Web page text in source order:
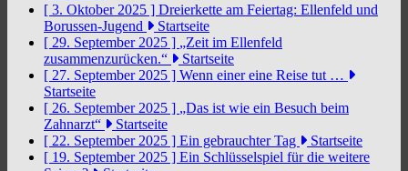
[ 3. Oktober 2025 ] Dreierkette am Feiertag: Ellenfeld und
Borussen-Jugend
Startseite
[ 29. September 2025 ] „Zeit im Ellenfeld
zusammenzurücken.“
Startseite
[ 27. September 2025 ] Wenn einer eine Reise tut …
Startseite
[ 26. September 2025 ] „Das ist wie ein Besuch beim
Zahnarzt“
Startseite
[ 22. September 2025 ] Ein gebrauchter Tag
Startseite
[ 19. September 2025 ] Ein Schlüsselspiel für die weitere